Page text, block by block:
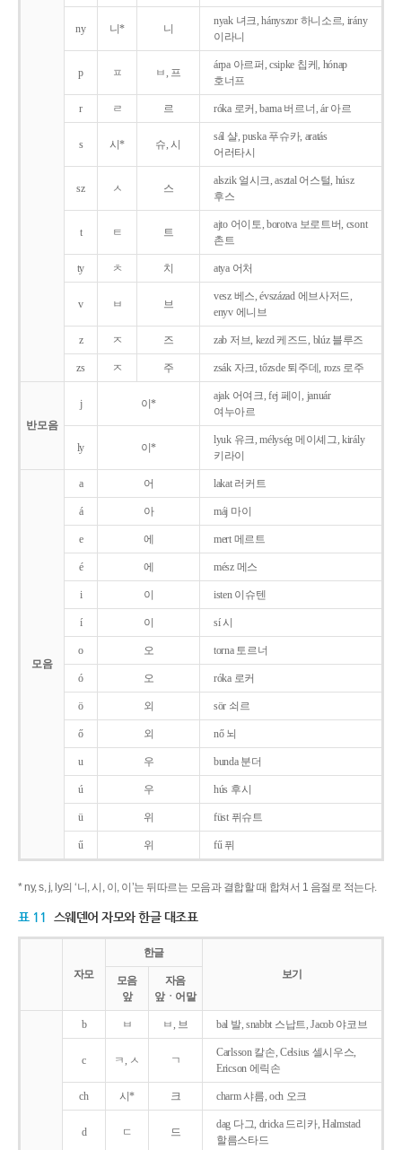
ny 니* 니
nyak 녀크, hányszor 하니소르, irány
이라니
p ㅍ ㅂ, 프
árpa 아르퍼, csipke 칩케, hónap
호너프
r ㄹ 르 róka 로커, barna 버르너, ár 아르
s 시* 슈, 시
sál 샬, puska 푸슈카, aratás
어러타시
sz ㅅ 스
alszik 얼시크, asztal 어스털, húsz
후스
t ㅌ 트
ajto 어이토, borotva 보로트버, csont
촌트
ty ㅊ 치 atya 어처
v ㅂ 브
vesz 베스, évszázad 에브사저드,
enyv 에니브
z ㅈ 즈 zab 저브, kezd 케즈드, blúz 블루즈
zs ㅈ 주 zsák 자크, tőzsde 퇴주데, rozs 로주
반모음
j 이*
ajak 어여크, fej 페이, január
여누아르
ly 이*
lyuk 유크, mélység 메이셰그, király
키라이
모음
a 어 lakat 러커트
á 아 máj 마이
e 에 mert 메르트
é 에 mész 메스
i 이 isten 이슈텐
í 이 sí 시
o 오 torna 토르너
ó 오 róka 로커
ö 외 sör 쇠르
ő 외 nő 뇌
u 우 bunda 분더
ú 우 hús 후시
ü 위 füst 퓌슈트
ű 위 fű 퓌
* ny, s, j, ly의 ‘니, 시, 이, 이’는 뒤따르는 모음과 결합할 때 합쳐서 1 음절로 적는다.
표 11 스웨덴어 자모와 한글 대조표
자모
한글
보기
모음
앞
자음
앞ㆍ어말
b ㅂ ㅂ, 브 bal 발, snabbt 스납트, Jacob 야코브
c ㅋ, ㅅ ㄱ
Carlsson 칼손, Celsius 셀시우스,
Ericson 에릭손
ch 시* 크 charm 샤름, och 오크
d ㄷ 드
dag 다그, dricka 드리카, Halmstad
할름스타드